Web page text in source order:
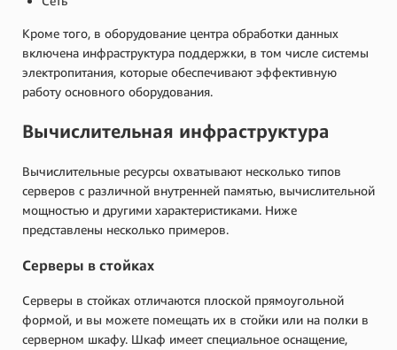
Кроме того, в оборудование центра обработки данных
включена инфраструктура поддержки, в том числе системы
электропитания, которые обеспечивают эффективную
работу основного оборудования.
Вычислительная инфраструктура
Вычислительные ресурсы охватывают несколько типов
серверов с различной внутренней памятью, вычислительной
мощностью и другими характеристиками. Ниже
представлены несколько примеров.
Серверы в стойках
Серверы в стойках отличаются плоской прямоугольной
формой, и вы можете помещать их в стойки или на полки в
серверном шкафу. Шкаф имеет специальное оснащение,